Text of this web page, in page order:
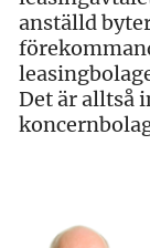
anställd
Det är alltså